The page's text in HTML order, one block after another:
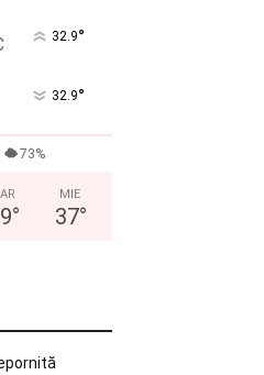
32.9°
32.9°
73%
°
MIE
37°